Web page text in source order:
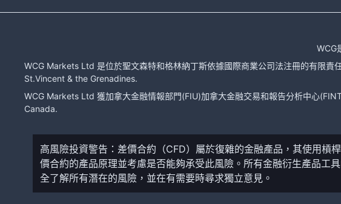
WCG
WCG Markets Ltd 是位於聖文森特和格林納丁斯依據國際商業公司法注冊的有限
St.Vincent & the Grenadines.
WCG Markets Ltd 獲加拿大金融情報部門(FIU)加拿大金融交易和報告分析中心
Canada.
高風險投資警告：差價合約（CFD）屬於復雜的金融產品，其使用槓
價合約的產品原理並考慮是否能夠承受此風險。所有金融衍生產品工
全了解所有潛在的風險，並在有需要時尋求獨立意見。